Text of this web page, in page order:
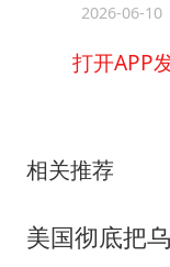
2026-06-10
打开APP
相关推荐
美国彻底把